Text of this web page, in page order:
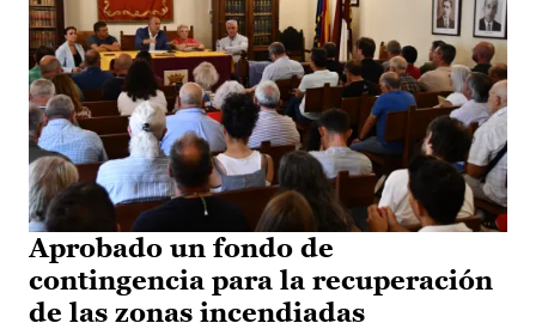
Aprobado un fondo de
contingencia para la recuperación
de las zonas incendiadas